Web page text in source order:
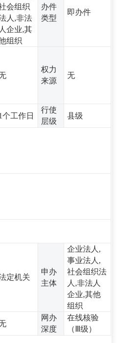
会组织
人,非法
人企业,其
组织
办件
类型
即办件
权力
来源
无
个工作日
行使
层级
县级
定机关
申办
主体
企业法人,
事业法人,
社会组织法
人,非法人
企业,其他
组织
网办
深度
在线核验
（Ⅲ级）